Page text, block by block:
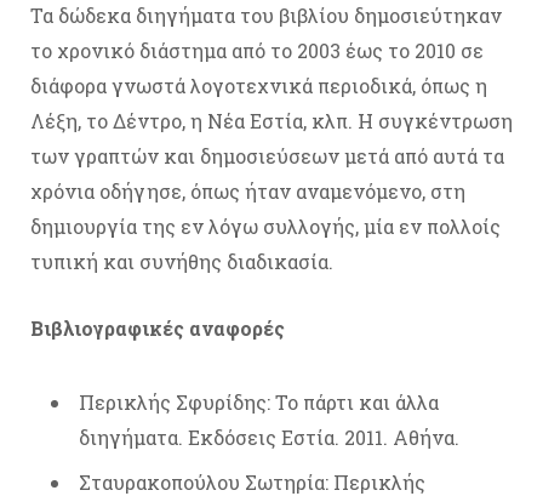
Τα δώδεκα διηγήματα του βιβλίου δημοσιεύτηκαν
το χρονικό διάστημα από το 2003 έως το 2010 σε
διάφορα γνωστά λογοτεχνικά περιοδικά, όπως η
Λέξη, το Δέντρο, η Νέα Εστία, κλπ. Η συγκέντρωση
των γραπτών και δημοσιεύσεων μετά από αυτά τα
χρόνια οδήγησε, όπως ήταν αναμενόμενο, στη
δημιουργία της εν λόγω συλλογής, μία εν πολλοίς
τυπική και συνήθης διαδικασία.
Βιβλιογραφικές αναφορές
Περικλής Σφυρίδης: Το πάρτι και άλλα
διηγήματα. Εκδόσεις Εστία. 2011. Αθήνα.
Σταυρακοπούλου Σωτηρία: Περικλής